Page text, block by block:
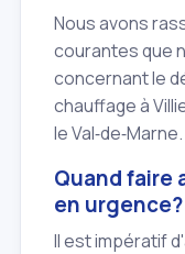
Nous avons
courantes que
concernant le
chauffage à
le Val‑de‑Marne.
Quand faire
en urgence?
Il est impératif